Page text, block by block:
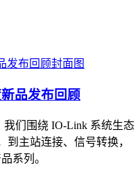
品发布回顾
我们围绕 IO-Link 系统生态
主站连接、信号转换，
系列。